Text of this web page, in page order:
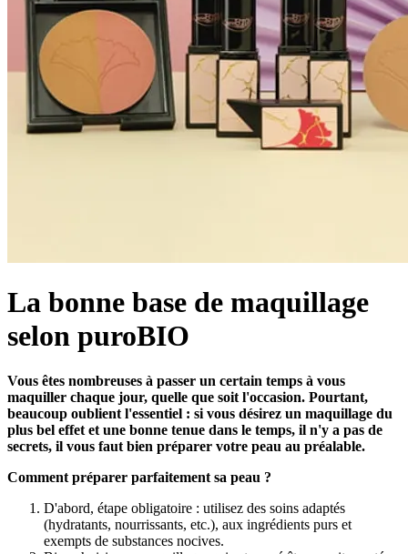
La bonne base de maquillage
selon puroBIO
Vous êtes nombreuses à passer un certain temps à vous
maquiller chaque jour, quelle que soit l'occasion. Pourtant,
beaucoup oublient l'essentiel : si vous désirez un maquillage du
plus bel effet et une bonne tenue dans le temps, il n'y a pas de
secrets, il vous faut bien préparer votre peau au préalable.
Comment préparer parfaitement sa peau ?
D'abord, étape obligatoire : utilisez des soins adaptés
(hydratants, nourrissants, etc.), aux ingrédients purs et
exempts de substances nocives.